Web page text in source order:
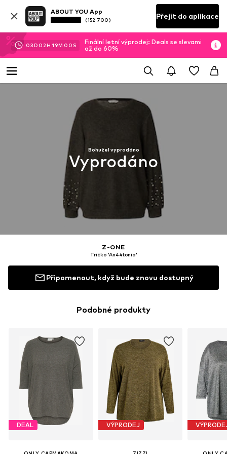
ABOUT YOU App
(152 700) Přejít do aplikace
03D 02H 18M 59S
Finální letní výprodej: Deals se slevami
až do 60%
Bohužel vyprodáno
Vyprodáno
Z-ONE
Tričko 'An44tonia'
Připomenout, když bude znovu dostupný
Podobné produkty
DEAL VÝPRODEJ